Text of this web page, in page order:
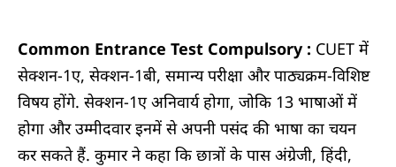
Common Entrance Test Compulsory : CUET में
सेक्शन-1ए, सेक्शन-1बी, समान्य परीक्षा और पाठ्यक्रम-विशिष्ट
विषय होंगे. सेक्शन-1ए अनिवार्य होगा, जोकि 13 भाषाओं में
होगा और उम्मीदवार इनमें से अपनी पसंद की भाषा का चयन
कर सकते हैं. कुमार ने कहा कि छात्रों के पास अंग्रेजी, हिंदी,